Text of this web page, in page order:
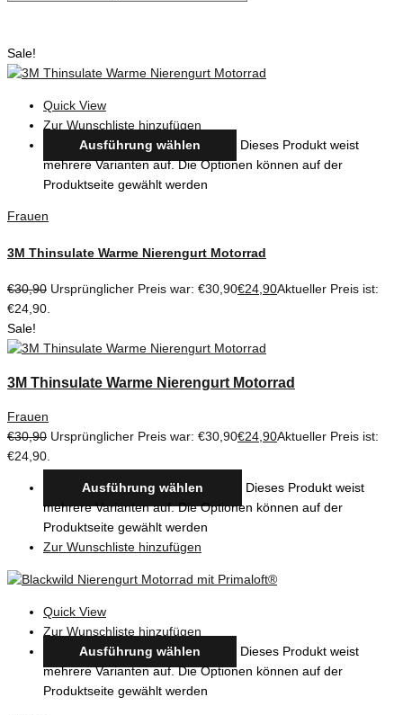
Sale!
Quick View
Zur Wunschliste hinzufügen
Ausführung wählen
Dieses Produkt weist
mehrere Varianten auf. Die Optionen können auf der
Produktseite gewählt werden
Frauen
3M Thinsulate Warme Nierengurt Motorrad
€30,90 Ursprünglicher Preis war: €30,90€24,90Aktueller Preis ist:
€24,90.
Sale!
3M Thinsulate Warme Nierengurt Motorrad
Frauen
€30,90 Ursprünglicher Preis war: €30,90€24,90Aktueller Preis ist:
€24,90.
Ausführung wählen
Dieses Produkt weist
mehrere Varianten auf. Die Optionen können auf der
Produktseite gewählt werden
Zur Wunschliste hinzufügen
Quick View
Zur Wunschliste hinzufügen
Ausführung wählen
Dieses Produkt weist
mehrere Varianten auf. Die Optionen können auf der
Produktseite gewählt werden